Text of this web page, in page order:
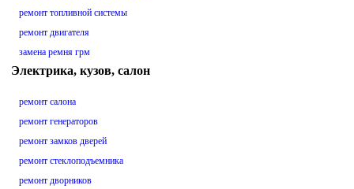
ремонт топливной системы
ремонт двигателя
замена ремня грм
Электрика, кузов, салон
ремонт салона
ремонт генераторов
ремонт замков дверей
ремонт стеклоподъемника
ремонт дворников